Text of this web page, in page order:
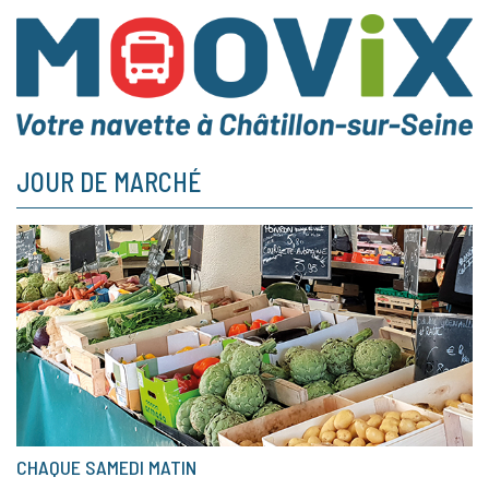
JOUR DE MARCHÉ
CHAQUE SAMEDI MATIN